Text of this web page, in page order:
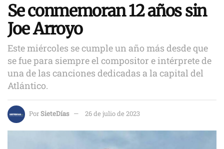
Se conmemoran 12 años sin
Joe Arroyo
Este miércoles se cumple un año más desde que
se fue para siempre el compositor e intérprete de
una de las canciones dedicadas a la capital del
Atlántico.
PorSieteDías 26 de julio de 2023